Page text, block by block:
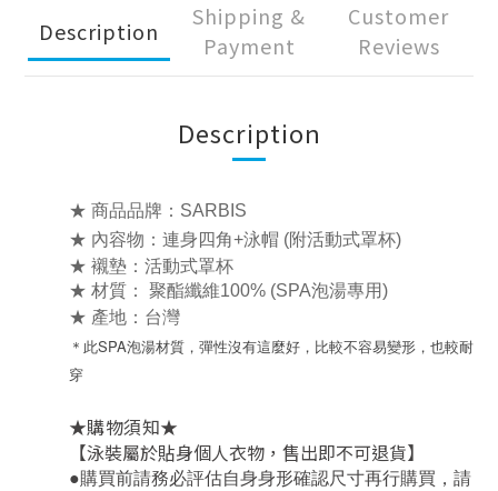
Description
Shipping &
Payment
Customer
Reviews
Description
★ 商品品牌：SARBIS
★ 內容物：連身四角+泳帽 (附活動式罩杯)
★ 襯墊：活動式罩杯
★ 材質： 聚酯纖維100% (SPA泡湯專用)
★ 產地：台灣
＊此SPA泡湯材質，彈性沒有這麼好，比較不容易變形，也較耐
穿
★購物須知★
【泳裝屬於貼身個人衣物，售出即不可退貨】
●購買前請務必評估自身身形確認尺寸再行購買 ， 請